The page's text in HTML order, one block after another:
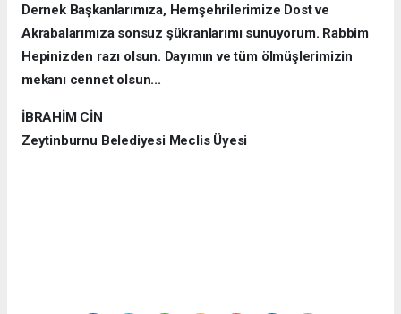
Dernek Başkanlarımıza, Hemşehrilerimize Dost ve
Akrabalarımıza sonsuz şükranlarımı sunuyorum. Rabbim
Hepinizden razı olsun. Dayımın ve tüm ölmüşlerimizin
mekanı cennet olsun...
İBRAHİM CİN
Zeytinburnu Belediyesi Meclis Üyesi